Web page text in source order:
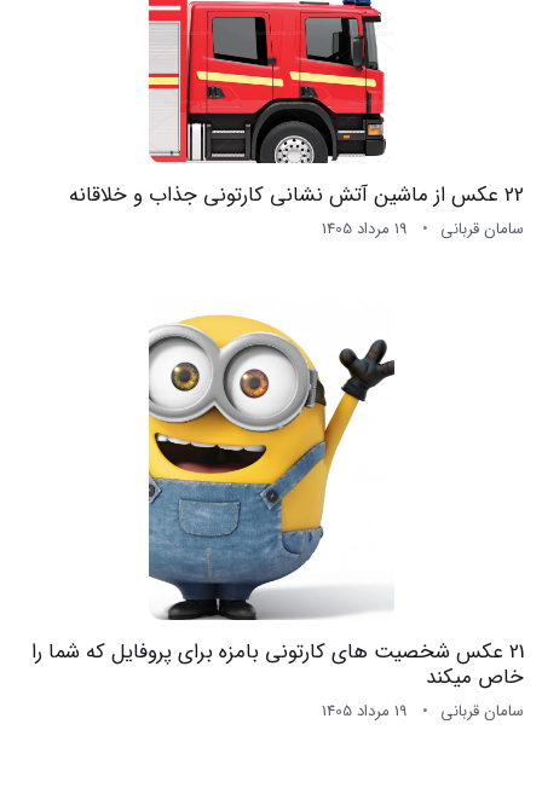
22 عکس از ماشین آتش نشانی کارتونی جذاب و خلاقانه
سامان قربانی 19 مرداد 1405
21 عکس شخصیت های کارتونی بامزه برای پروفایل که شما را
خاص میکند
سامان قربانی 19 مرداد 1405